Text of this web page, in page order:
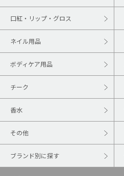
口紅・リップ・グロス
ネイル用品
ボディケア用品
チーク
香水
その他
ブランド別に探す